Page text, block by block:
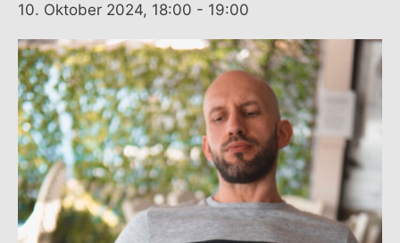
10. Oktober 2024, 18:00 - 19:00